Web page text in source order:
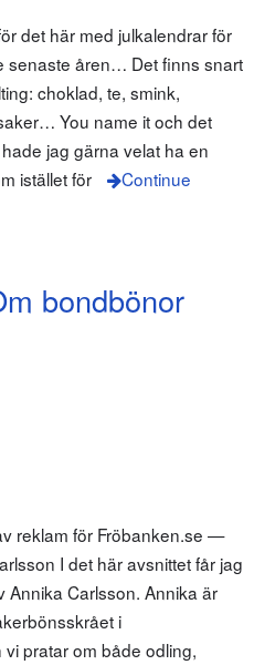
det här med julkalendrar för
senaste åren… Det finns snart
choklad, te, smink,
You name it och det
jag gärna velat ha en
istället för
Continue
bondbönor
reklam för Fröbanken.se —
I det här avsnittet får jag
Annika Carlsson. Annika är
i
pratar om både odling,